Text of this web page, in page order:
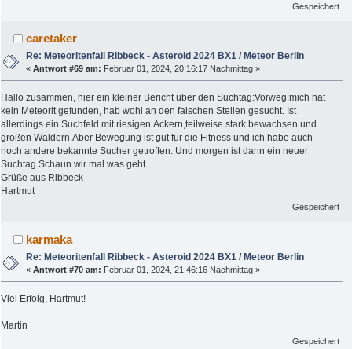
Gespeichert
caretaker
Re: Meteoritenfall Ribbeck - Asteroid 2024 BX1 / Meteor Berlin
«Antwort #69 am: Februar 01, 2024, 20:16:17 Nachmittag »
Hallo zusammen, hier ein kleiner Bericht über den Suchtag:Vorweg:mich hat
kein Meteorit gefunden, hab wohl an den falschen Stellen gesucht. Ist
allerdings ein Suchfeld mit riesigen Äckern,teilweise stark bewachsen und
großen Wäldern.Aber Bewegung ist gut für die Fitness und ich habe auch
noch andere bekannte Sucher getroffen. Und morgen ist dann ein neuer
Suchtag.Schaun wir mal was geht
Grüße aus Ribbeck
Hartmut
Gespeichert
karmaka
Re: Meteoritenfall Ribbeck - Asteroid 2024 BX1 / Meteor Berlin
«Antwort #70 am: Februar 01, 2024, 21:46:16 Nachmittag »
Viel Erfolg, Hartmut!
Martin
Gespeichert